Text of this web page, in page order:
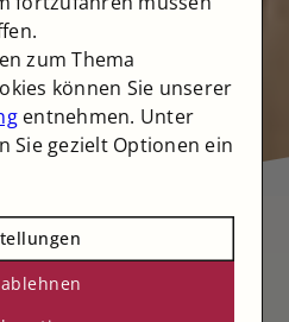
zum Thema
können Sie unserer
entnehmen. Unter
Sie gezielt Optionen ein